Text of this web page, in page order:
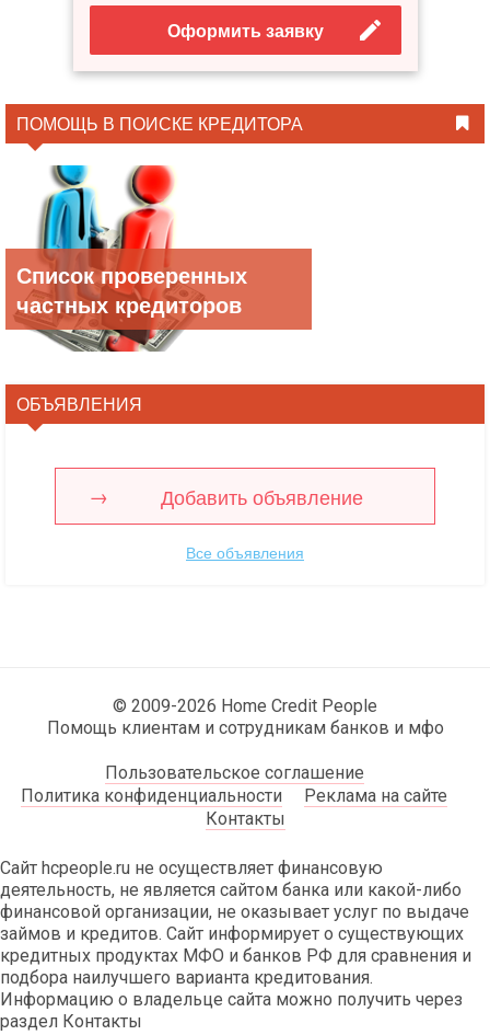
Оформить заявку
ПОМОЩЬ В ПОИСКЕ КРЕДИТОРА
Список проверенных
частных кредиторов
ОБЪЯВЛЕНИЯ
Добавить объявление
Все объявления
© 2009-2026 Home Credit People
Помощь клиентам и сотрудникам банков и мфо
Пользовательское соглашение
Политика конфиденциальности
Реклама на сайте
Контакты
Сайт hcpeople.ru не осуществляет финансовую
деятельность, не является сайтом банка или какой-либо
финансовой организации, не оказывает услуг по выдаче
займов и кредитов. Сайт информирует о существующих
кредитных продуктах МФО и банков РФ для сравнения и
подбора наилучшего варианта кредитования.
Информацию о владельце сайта можно получить через
раздел Контакты